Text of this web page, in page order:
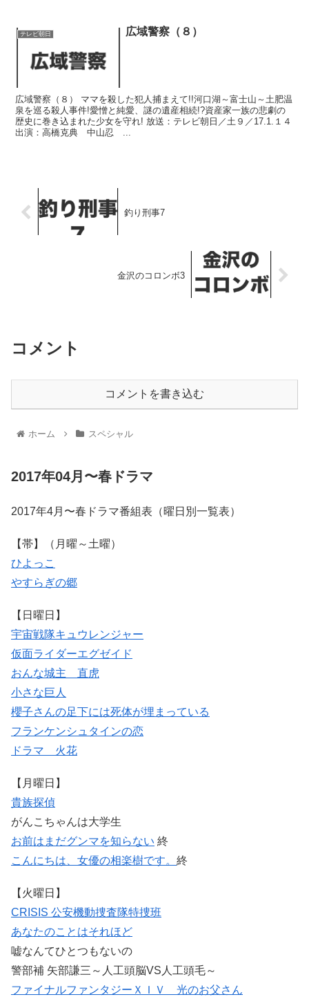
テレビ朝日 広域警察（８）
広域警察（８） ママを殺した犯人捕まえて!!河口湖～富士山～土肥温
泉を巡る殺人事件!愛憎と純愛、謎の遺産相続!?資産家一族の悲劇の
歴史に巻き込まれた少女を守れ! 放送：テレビ朝日／土９／17.1.１４
出演：高橋克典 中山忍 ...
釣り刑事7
金沢のコロンボ3
コメント
コメントを書き込む
ホーム スペシャル
2017年04月〜春ドラマ
2017年4月〜春ドラマ番組表（曜日別一覧表）
【帯】（月曜～土曜）
ひよっこ
やすらぎの郷
【日曜日】
宇宙戦隊キュウレンジャー
仮面ライダーエグゼイド
おんな城主 直虎
小さな巨人
櫻子さんの足下には死体が埋まっている
フランケンシュタインの恋
ドラマ 火花
【月曜日】
貴族探偵
がんこちゃんは大学生
お前はまだグンマを知らない 終
こんにちは、女優の相楽樹です。 終
【火曜日】
CRISIS 公安機動捜査隊特捜班
あなたのことはそれほど
嘘なんてひとつもないの
警部補 矢部謙三～人工頭脳VS人工頭毛～
ファイナルファンタジーＸＩＶ 光のお父さん